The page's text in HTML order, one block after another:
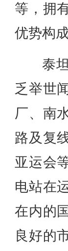
等，拥
优势构
泰
乏举世
厂、南
路及复
亚运会
电站在
在内的
良好的